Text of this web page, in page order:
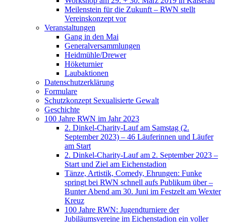
Meilenstein für die Zukunft – RWN stellt
Vereinskonzept vor
Veranstaltungen
Gang in den Mai
Generalversammlungen
Heidmühle/Drewer
Höketurnier
Laubaktionen
Datenschutzerklärung
Formulare
Schutzkonzept Sexualisierte Gewalt
Geschichte
100 Jahre RWN im Jahr 2023
2. Dinkel-Charity-Lauf am Samstag (2.
September 2023) – 46 Läuferinnen und Läufer
am Start
2. Dinkel-Charity-Lauf am 2. September 2023 –
Start und Ziel am Eichenstadion
Tänze, Artistik, Comedy, Ehrungen: Funke
springt bei RWN schnell aufs Publikum über –
Bunter Abend am 30. Juni im Festzelt am Wexter
Kreuz
100 Jahre RWN: Jugendturniere der
Jubiläumsvereine im Eichenstadion ein voller